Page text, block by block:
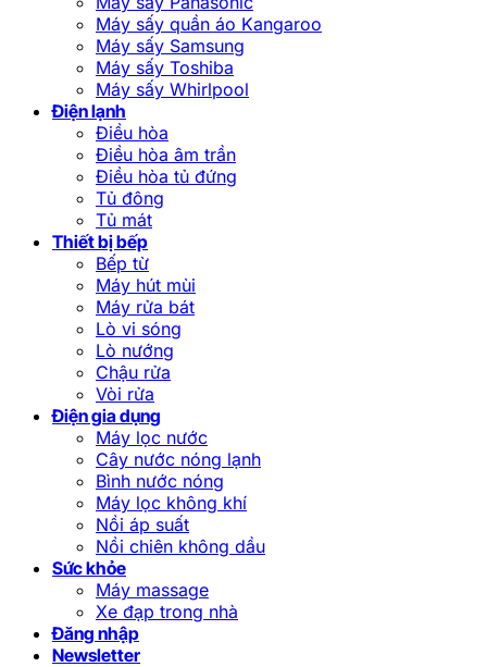
Máy sấy quần áo Kangaroo
Máy sấy Samsung
Máy sấy Toshiba
Máy sấy Whirlpool
Điện lạnh
Điều hòa
Điều hòa âm trần
Điều hòa tủ đứng
Tủ đông
Tủ mát
Thiết bị bếp
Bếp từ
Máy hút mùi
Máy rửa bát
Lò vi sóng
Lò nướng
Chậu rửa
Vòi rửa
Điện gia dụng
Máy lọc nước
Cây nước nóng lạnh
Bình nước nóng
Máy lọc không khí
Nồi áp suất
Nồi chiên không dầu
Sức khỏe
Máy massage
Xe đạp trong nhà
Đăng nhập
Newsletter